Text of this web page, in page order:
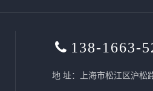
138-1663-
地 址：上海市松江区沪松